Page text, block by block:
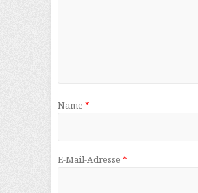
Name *
E-Mail-Adresse *